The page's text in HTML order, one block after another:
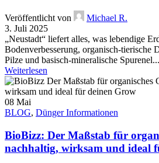
Veröffentlicht von
Michael R.
3. Juli 2025
„Neustadt“ liefert alles, was lebendige
Bodenverbesserung, organisch-tierische
Pilze und basisch-mineralische Spurenel...
Weiterlesen
08 Mai
BLOG, Dünger Informationen
BioBizz: Der Maßstab für
nachhaltig, wirksam und ideal